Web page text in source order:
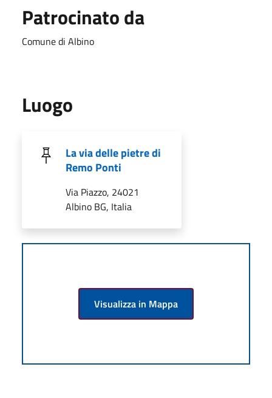
Patrocinato da
Comune di Albino
Luogo
La via delle pietre di
Remo Ponti
Via Piazzo, 24021
Albino BG, Italia
Visualizza in Mappa